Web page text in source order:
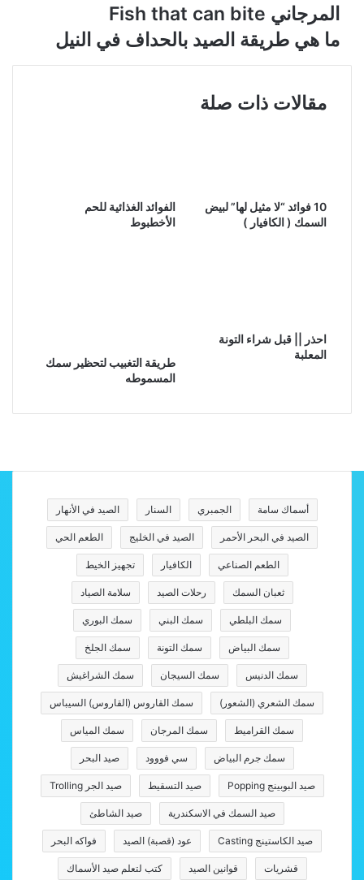
المرجاني Fish that can bite
ما هي طريقة الصيد بالحداف في النيل
مقالات ذات صلة
الفوائد الغذائية للحم
الأخطبوط
10 فوائد “لا مثيل لها” لبيض
السمك ( الكافيار )
طريقة التغبيب لتحظير سمك
المسموطه
احذر || قبل شراء التونة
المعلبة
أسماك سامة الجمبري السنار الصيد في الأنهار
الصيد في البحر الأحمر الصيد في الخليج الطعم الحي
الطعم الصناعي الكافيار تجهيز الخيط
ثعبان السمك رحلات الصيد سلامة الصياد
سمك البلطي سمك البني سمك البوري
سمك البياض سمك التونة سمك الجلخ
سمك الدنيس سمك السيجان سمك الشراغيش
سمك الشعري (الشعور) سمك القاروس (القاروس) السيباس
سمك القراميط سمك المرجان سمك المياس
سمك جرم البياض سي فووود صيد البحر
صيد البوبينج Popping صيد التسقيط صيد الجر Trolling
صيد السمك في الاسكندرية صيد الشاطئ
صيد الكاستينج Casting عود (قصبة) الصيد فواكه البحر
قشريات قوانين الصيد كتب لتعلم صيد الأسماك